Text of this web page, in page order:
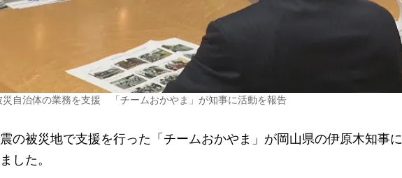
災自治体の業務を支援 「チームおかやま」が知事に活動を報告
の被災地で支援を行った「チームおかやま」が岡山県の伊原木知事に
した。